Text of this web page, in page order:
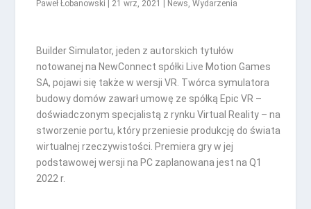
Paweł Łobanowski | 21 wrz, 2021 | News ,Wydarzenia
Builder Simulator, jeden z autorskich tytułów
notowanej na NewConnect spółki Live Motion Games
SA, pojawi się także w wersji VR. Twórca symulatora
budowy domów zawarł umowę ze spółką Epic VR –
doświadczonym specjalistą z rynku Virtual Reality – na
stworzenie portu, który przeniesie produkcję do świata
wirtualnej rzeczywistości. Premiera gry w jej
podstawowej wersji na PC zaplanowana jest na Q1
2022 r.